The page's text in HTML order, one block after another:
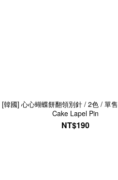
[韓國] 心心蝴蝶餅翻領別針 / 2色 / 單
Cake Lapel Pin
NT$190